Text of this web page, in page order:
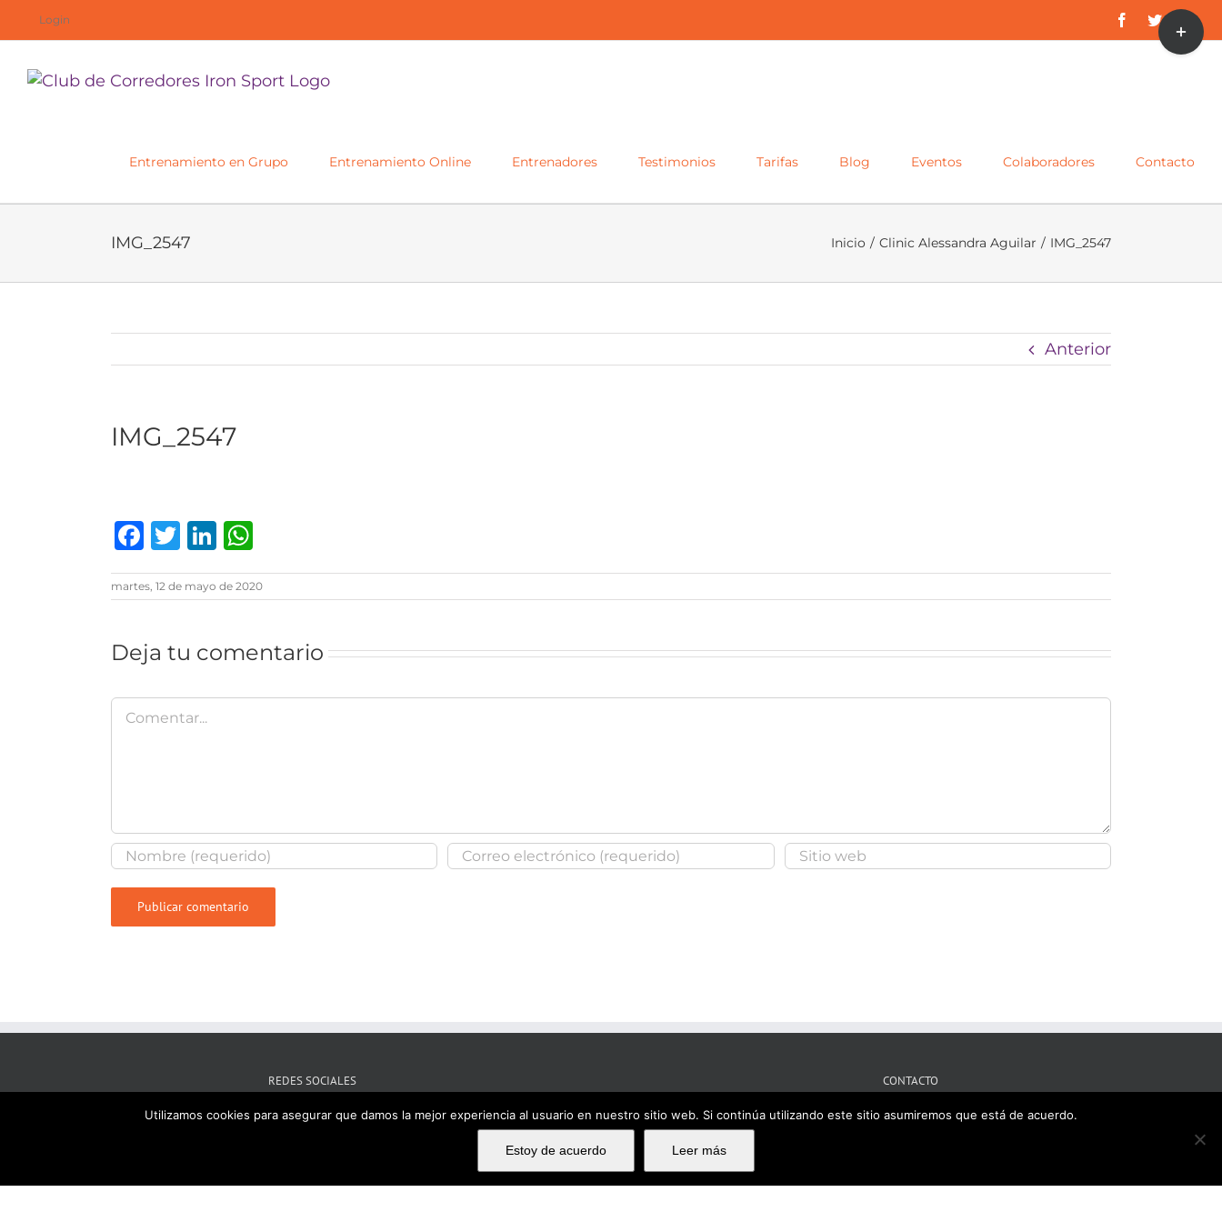
Saltar
al
Login FacebookTwitter
Entrenamiento en Grupo Entrenamiento Online Entrenadores Testimonios Tarifas Blog Eventos Colaboradores Contacto
IMG_2547 Inicio / Clinic Alessandra Aguilar / IMG_2547
Anterior
IMG_2547
Facebook
TwitterLinkedIn
martes, 12 de mayo de 2020
Deja tu comentario
Comentar
REDES SOCIALES CONTACTO
Tres Cantos, Madrid
Toggle
Sliding
Utilizamos cookies para asegurar que damos la mejor experiencia al usuario en nuestro sitio web. Si continúa utilizando este sitio asumiremos que está de acuerdo.
Estoy de acuerdo Leer más